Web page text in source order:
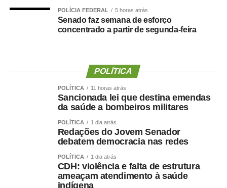
a realização da convenção.”
A partir da definição, afirmou o empresário, pessoas
“Fiz isso de boa-fé, acreditando na palavra empenhada e
na seriedade de uma decisão tomada por quem pretende
governar Mato Grosso.”
A manifestação ocorre apenas dois dias depois de Maluf
confirmar publicamente sua indicação para a vice.
Durante a convenção do Novo, na quarta-feira (5), ele
chegou a descartar a possibilidade de uma nova
POLÍCIA FEDERAL 5 horas atrás
Senado faz semana de esforço
concentrado a partir de segunda-feira
POLÍTICA
POLÍTICA 11 horas atrás
Sancionada lei que destina emendas
da saúde a bombeiros militares
POLÍTICA 1 dia atrás
Redações do Jovem Senador
debatem democracia nas redes
POLÍTICA 1 dia atrás
CDH: violência e falta de estrutura
ameaçam atendimento à saúde
indígena